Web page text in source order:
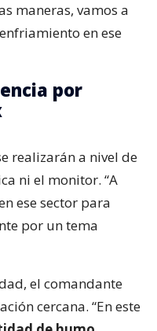
maneras, vamos a
en ese
por
realizarán a nivel de
ni el monitor. “A
ese sector para
por un tema
el comandante
cercana. “En este